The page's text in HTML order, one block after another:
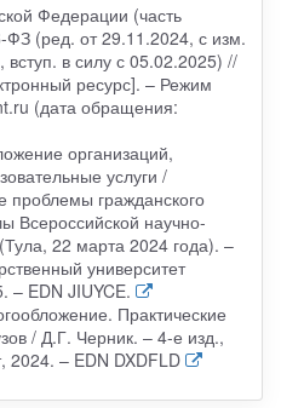
Федерации (часть
(ред. от 29.11.2024, с изм.
в силу с 05.02.2025) //
ресурс]. – Режим
(дата обращения:
организаций,
услуги /
проблемы гражданского
Всероссийской научно-
22 марта 2024 года). –
университет
– EDN JIUYCE.
Практические
/ Д.Г. Черник. – 4-е изд.,
– EDN DXDFLD